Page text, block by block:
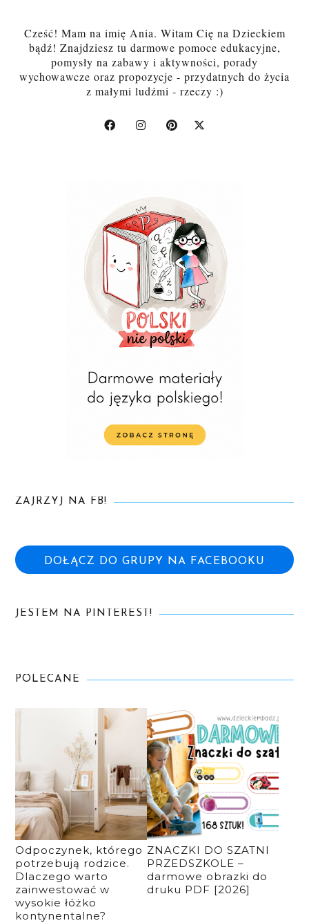
Cześć! Mam na imię Ania. Witam Cię na Dzieckiem
bądź! Znajdziesz tu darmowe pomoce edukacyjne,
pomysły na zabawy i aktywności, porady
wychowawcze oraz propozycje - przydatnych do życia
z małymi ludźmi - rzeczy :)
ZAJRZYJ NA FB!
DOŁĄCZ DO GRUPY NA FACEBOOKU
JESTEM NA PINTEREST!
POLECANE
Odpoczynek, którego
potrzebują rodzice.
Dlaczego warto
zainwestować w
wysokie łóżko
kontynentalne?
ZNACZKI DO SZATNI
PRZEDSZKOLE –
darmowe obrazki do
druku PDF [2026]